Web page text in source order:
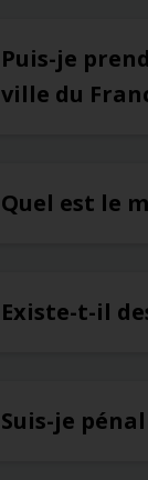
Puis-je
ville du
Quel est le
Existe-t-il
Suis-je